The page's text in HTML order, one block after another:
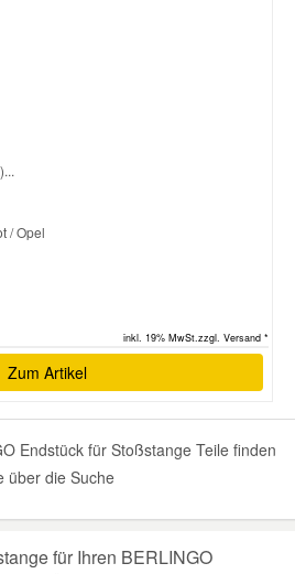
/ Opel
inkl. 19% MwSt.zzgl. Versand *
Zum Artikel
Endstück für Stoßstange Teile finden
über die Suche
für Ihren BERLINGO